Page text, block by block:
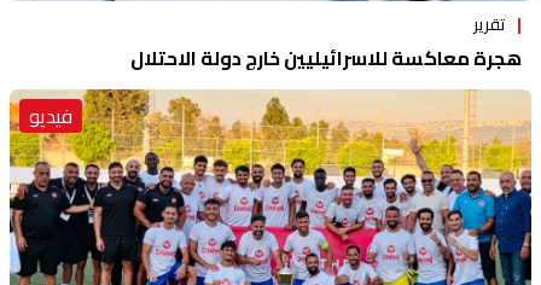
تقرير
هجرة معاكسة للاسرائيليين خارج دولة الاحتلال
فيديو